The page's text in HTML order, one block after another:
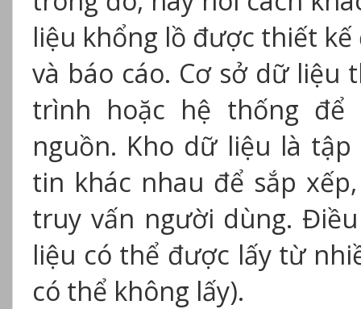
liệu khổng lồ được thiết
và báo cáo. Cơ sở dữ
trình hoặc hệ thống
nguồn. Kho dữ liệu là
tin khác nhau để sắp
truy vấn người dùng.
liệu có thể được lấy từ
có thể không lấy).